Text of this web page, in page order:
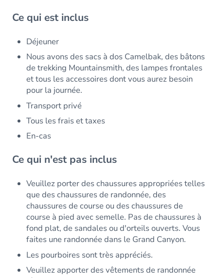
Ce qui est inclus
Déjeuner
Nous avons des sacs à dos Camelbak, des bâtons
de trekking Mountainsmith, des lampes frontales
et tous les accessoires dont vous aurez besoin
pour la journée.
Transport privé
Tous les frais et taxes
En-cas
Ce qui n'est pas inclus
Veuillez porter des chaussures appropriées telles
que des chaussures de randonnée, des
chaussures de course ou des chaussures de
course à pied avec semelle. Pas de chaussures à
fond plat, de sandales ou d'orteils ouverts. Vous
faites une randonnée dans le Grand Canyon.
Les pourboires sont très appréciés.
Veuillez apporter des vêtements de randonnée